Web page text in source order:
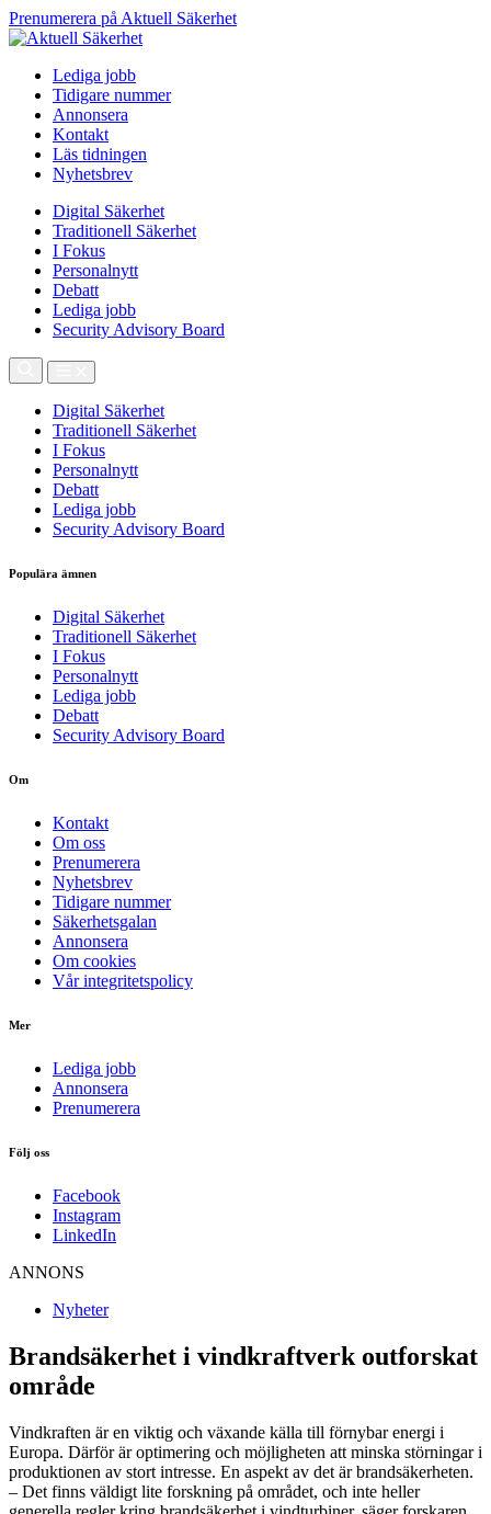
Prenumerera på Aktuell Säkerhet
Lediga jobb
Tidigare nummer
Annonsera
Kontakt
Läs tidningen
Nyhetsbrev
Digital Säkerhet
Traditionell Säkerhet
I Fokus
Personalnytt
Debatt
Lediga jobb
Security Advisory Board
Digital Säkerhet
Traditionell Säkerhet
I Fokus
Personalnytt
Debatt
Lediga jobb
Security Advisory Board
Populära ämnen
Digital Säkerhet
Traditionell Säkerhet
I Fokus
Personalnytt
Lediga jobb
Debatt
Security Advisory Board
Om
Kontakt
Om oss
Prenumerera
Nyhetsbrev
Tidigare nummer
Säkerhetsgalan
Annonsera
Om cookies
Vår integritetspolicy
Mer
Lediga jobb
Annonsera
Prenumerera
Följ oss
Facebook
Instagram
LinkedIn
ANNONS
Nyheter
Brandsäkerhet i vindkraftverk outforskat
område
Vindkraften är en viktig och växande källa till förnybar energi i
Europa. Därför är optimering och möjligheten att minska störningar i
produktionen av stort intresse. En aspekt av det är brandsäkerheten.
– Det finns väldigt lite forskning på området, och inte heller